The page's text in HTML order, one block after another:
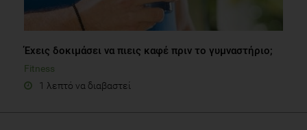
Έχεις δοκιμάσει να πιεις καφέ πριν το γυμναστήριο;
Fitness
1 λεπτό να διαβαστεί